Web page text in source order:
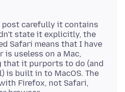
post carefully it contains
state it explicitly, the
Safari means that I have
is useless on a Mac,
that it purports to do (and
is built in to MacOS. The
Firefox, not Safari,